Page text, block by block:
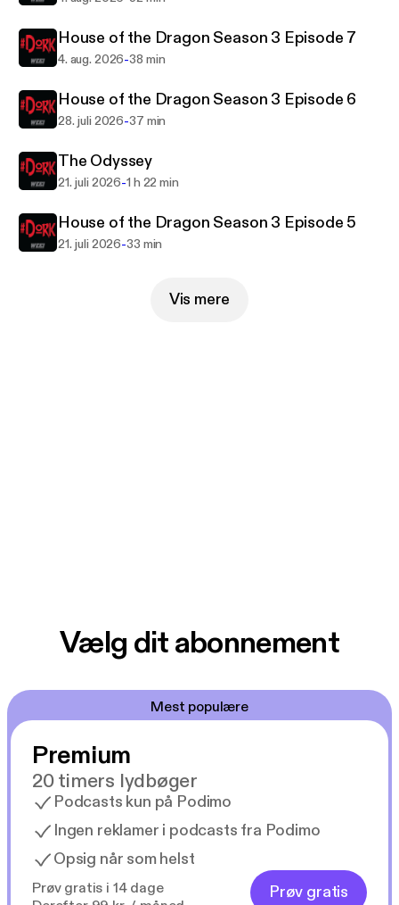
House of the Dragon Season 3 Episode 7
4. aug. 2026-38 min
House of the Dragon Season 3 Episode 6
28. juli 2026-37 min
The Odyssey
21. juli 2026-1 h 22 min
House of the Dragon Season 3 Episode 5
21. juli 2026-33 min
Vis mere
Vælg dit abonnement
Mest populære
Premium
20 timers lydbøger
Podcasts kun på Podimo
Ingen reklamer i podcasts fra Podimo
Opsig når som helst
Prøv gratis i 14 dage
Prøv gratis